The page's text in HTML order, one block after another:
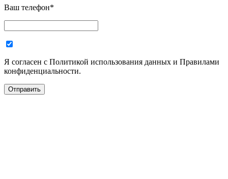
Ваш телефон*
Я согласен с Политикой использования данных и Правилами
конфиденциальности.